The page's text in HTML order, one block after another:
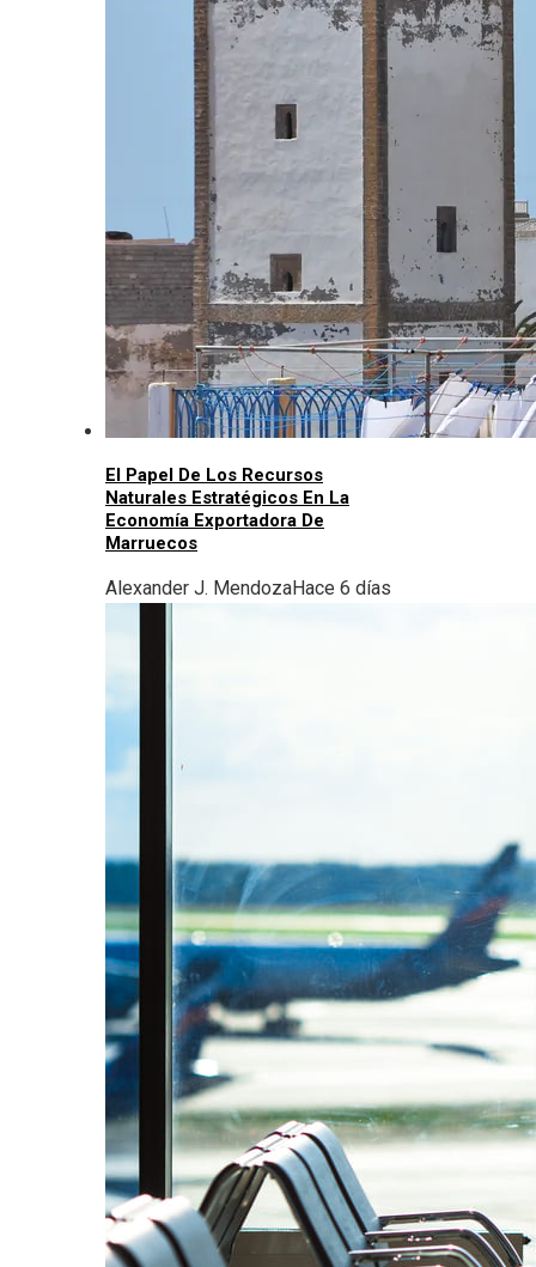
El Papel De Los Recursos
Naturales Estratégicos En La
Economía Exportadora De
Marruecos
Alexander J. MendozaHace 6 días